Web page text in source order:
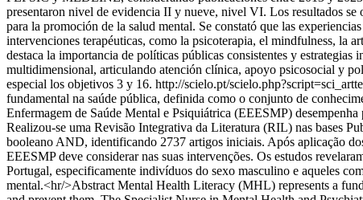
presentaron nivel de evidencia II y nueve, nivel VI. Los resultados
para la promoción de la salud mental. Se constató que las
intervenciones terapéuticas, como la psicoterapia, el mindfulness, la
destaca la importancia de políticas públicas consistentes y
multidimensional, articulando atención clínica, apoyo psicosocial y
especial los objetivos 3 y 16. http://scielo.pt/
fundamental na saúde pública, definida como o conjunto de
Enfermagem de Saúde Mental e Psiquiátrica (EEESMP)
Realizou-se uma Revisão Integrativa da Literatura (RIL) nas bases
booleano AND, identificando 2737 artigos iniciais. Após aplicação
EEESMP deve considerar nas suas intervenções. Os estudos
Portugal, especificamente indivíduos do sexo masculino e aqueles
mental.<hr/>Abstract Mental Health Literacy (MHL) represents a